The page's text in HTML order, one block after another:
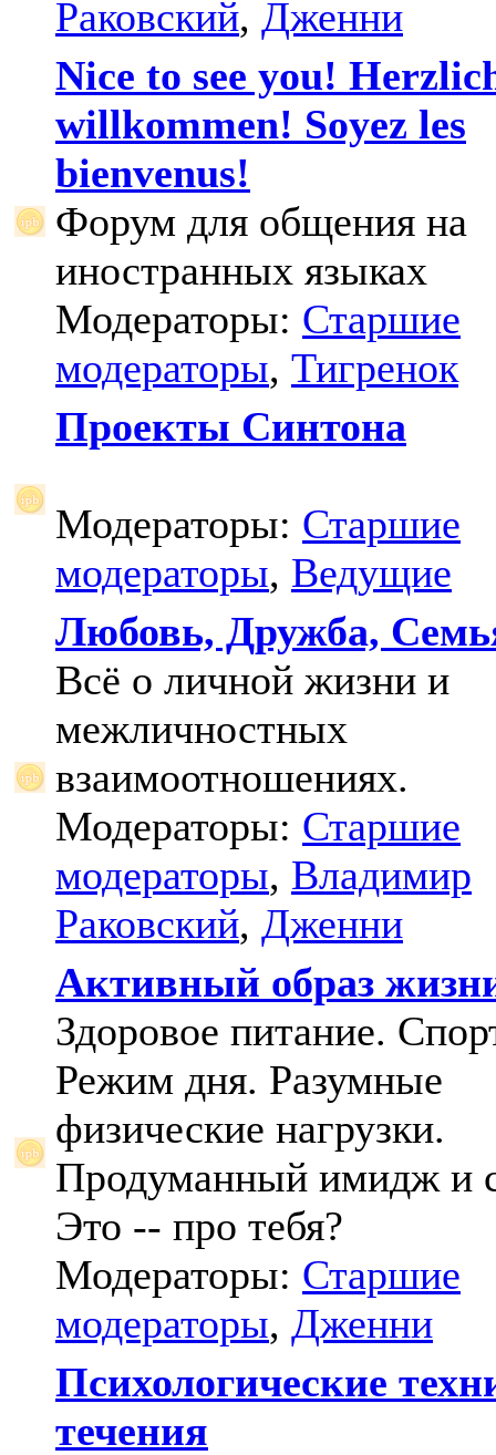
Раковский, Дженни
Nice to see you!
willkommen! Soyez les
bienvenus!
Форум для общения на
иностранных языках
Модераторы: Старшие
модераторы, Тигренок
Проекты Синтона
Модераторы: Старшие
модераторы, Ведущие
Любовь, Дружба,
Всё о личной жизни и
межличностных
взаимоотношениях.
Модераторы: Старшие
модераторы, Владимир
Раковский, Дженни
Активный образ
Здоровое питание.
Режим дня. Разумные
физические нагрузки.
Продуманный имидж и
Это -- про тебя?
Модераторы: Старшие
модераторы, Дженни
Психологические
течения